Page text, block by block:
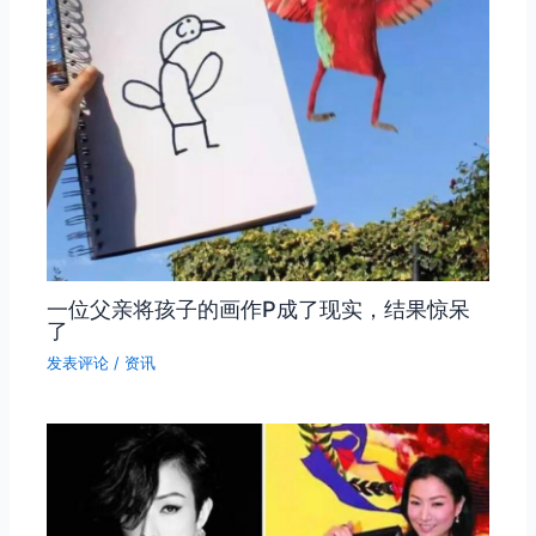
一位父亲将孩子的画作P成了现实，结果惊呆
了
发表评论 / 资讯